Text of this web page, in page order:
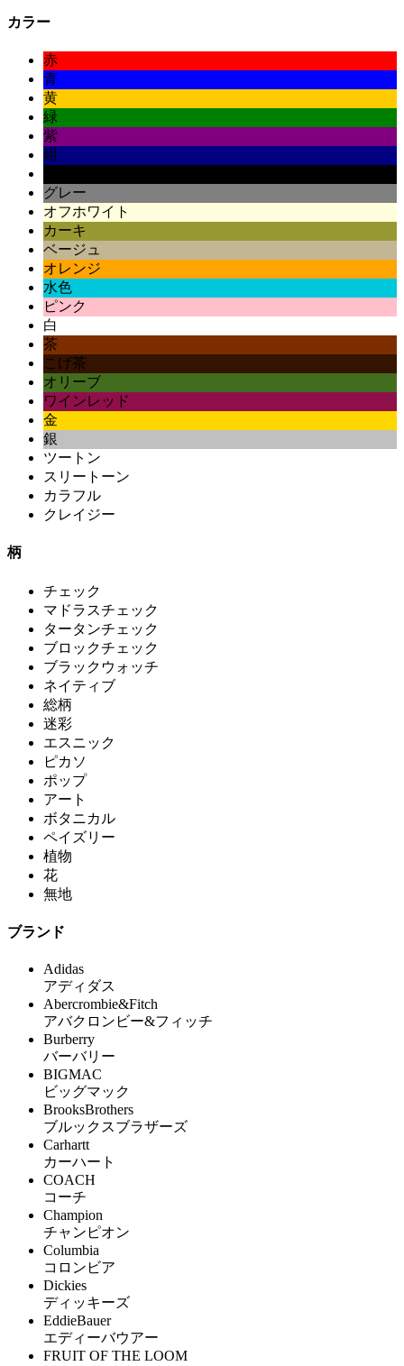
カラー
赤
青
黄
緑
紫
紺
グレー
オフホワイト
カーキ
ベージュ
オレンジ
水色
ピンク
白
茶
こげ茶
オリーブ
ワインレッド
金
銀
ツートン
スリートーン
カラフル
クレイジー
柄
チェック
マドラスチェック
タータンチェック
ブロックチェック
ブラックウォッチ
ネイティブ
総柄
迷彩
エスニック
ピカソ
ポップ
アート
ボタニカル
ペイズリー
植物
花
無地
ブランド
Adidas
アディダス
Abercrombie&Fitch
アバクロンビー&フィッチ
Burberry
バーバリー
BIGMAC
ビッグマック
BrooksBrothers
ブルックスブラザーズ
Carhartt
カーハート
COACH
コーチ
Champion
チャンピオン
Columbia
コロンビア
Dickies
ディッキーズ
EddieBauer
エディーバウアー
FRUIT OF THE LOOM